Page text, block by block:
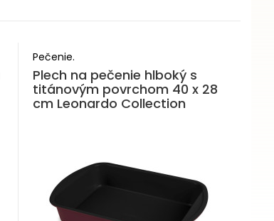
Pečenie.
Plech na pečenie hlboký s
titánovým povrchom 40 x 28
cm Leonardo Collection